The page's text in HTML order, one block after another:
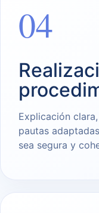
04
Explicación
pautas
sea segura y